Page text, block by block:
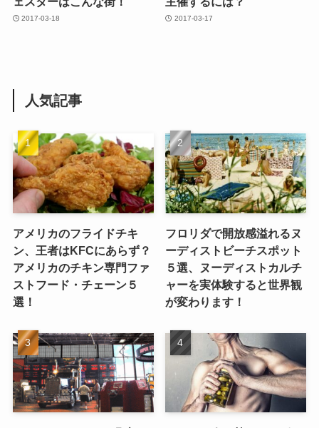
2017-03-18 2017-03-17
人気記事
アメリカのフライドチキ
ン、王者はKFCにあらず？
アメリカのチキン専門ファ
ストフード・チェーン５
選！
フロリダで開放感溢れるヌ
ーディストビーチスポット
５選、ヌーディストカルチ
ャーを実体験すると世界観
が変わります！